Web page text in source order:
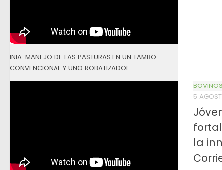
BOVINOS
5
la
INIA: MANEJO DE LAS PASTURAS EN UN TAMBO
CONVENCIONAL Y UNO ROBATIZADOL